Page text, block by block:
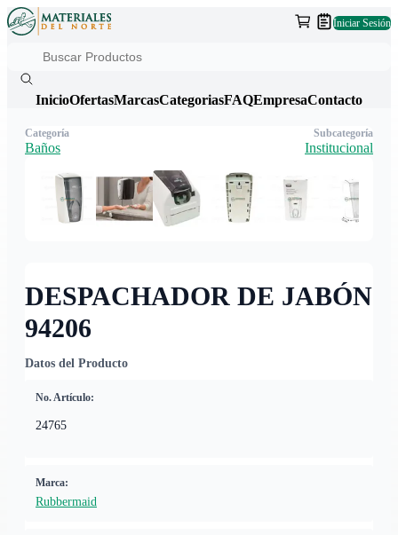
Iniciar Sesión
InicioOfertasMarcasCategoriasFAQEmpresaContacto
DESPACHADOR DE JABÓN
94206
Datos del Producto
No. Artículo:
24765
Marca:
Rubbermaid
Categoría
Baños
Subcategoría
Institucional